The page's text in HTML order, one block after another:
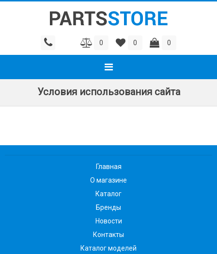
0 0 0
Условия использования сайта
Главная
О магазине
Каталог
Бренды
Новости
Контакты
Каталог моделей